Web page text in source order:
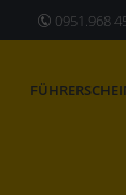
0951.968